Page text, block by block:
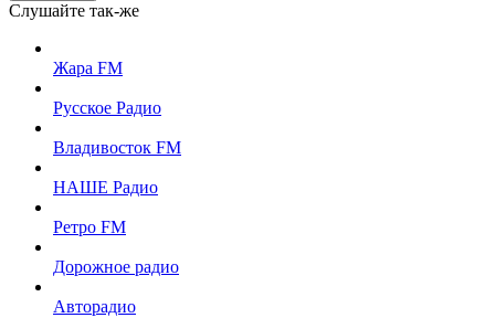
Слушайте так-же
Жара FM
Русское Радио
Владивосток FM
НАШЕ Радио
Ретро FM
Дорожное радио
Авторадио